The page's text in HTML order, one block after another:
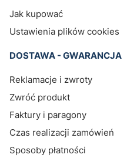
Jak kupować
Ustawienia plików cookies
DOSTAWA - GWARANCJA
Reklamacje i zwroty
Zwróć produkt
Faktury i paragony
Czas realizacji zamówień
Sposoby płatności